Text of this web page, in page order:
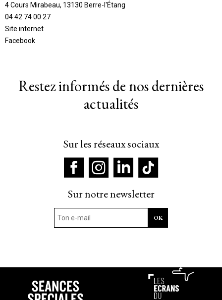
4 Cours Mirabeau, 13130 Berre-l'Étang
04 42 74 00 27
Site internet
Facebook
Restez informés de nos dernières
actualités
Sur les réseaux sociaux
Sur notre newsletter